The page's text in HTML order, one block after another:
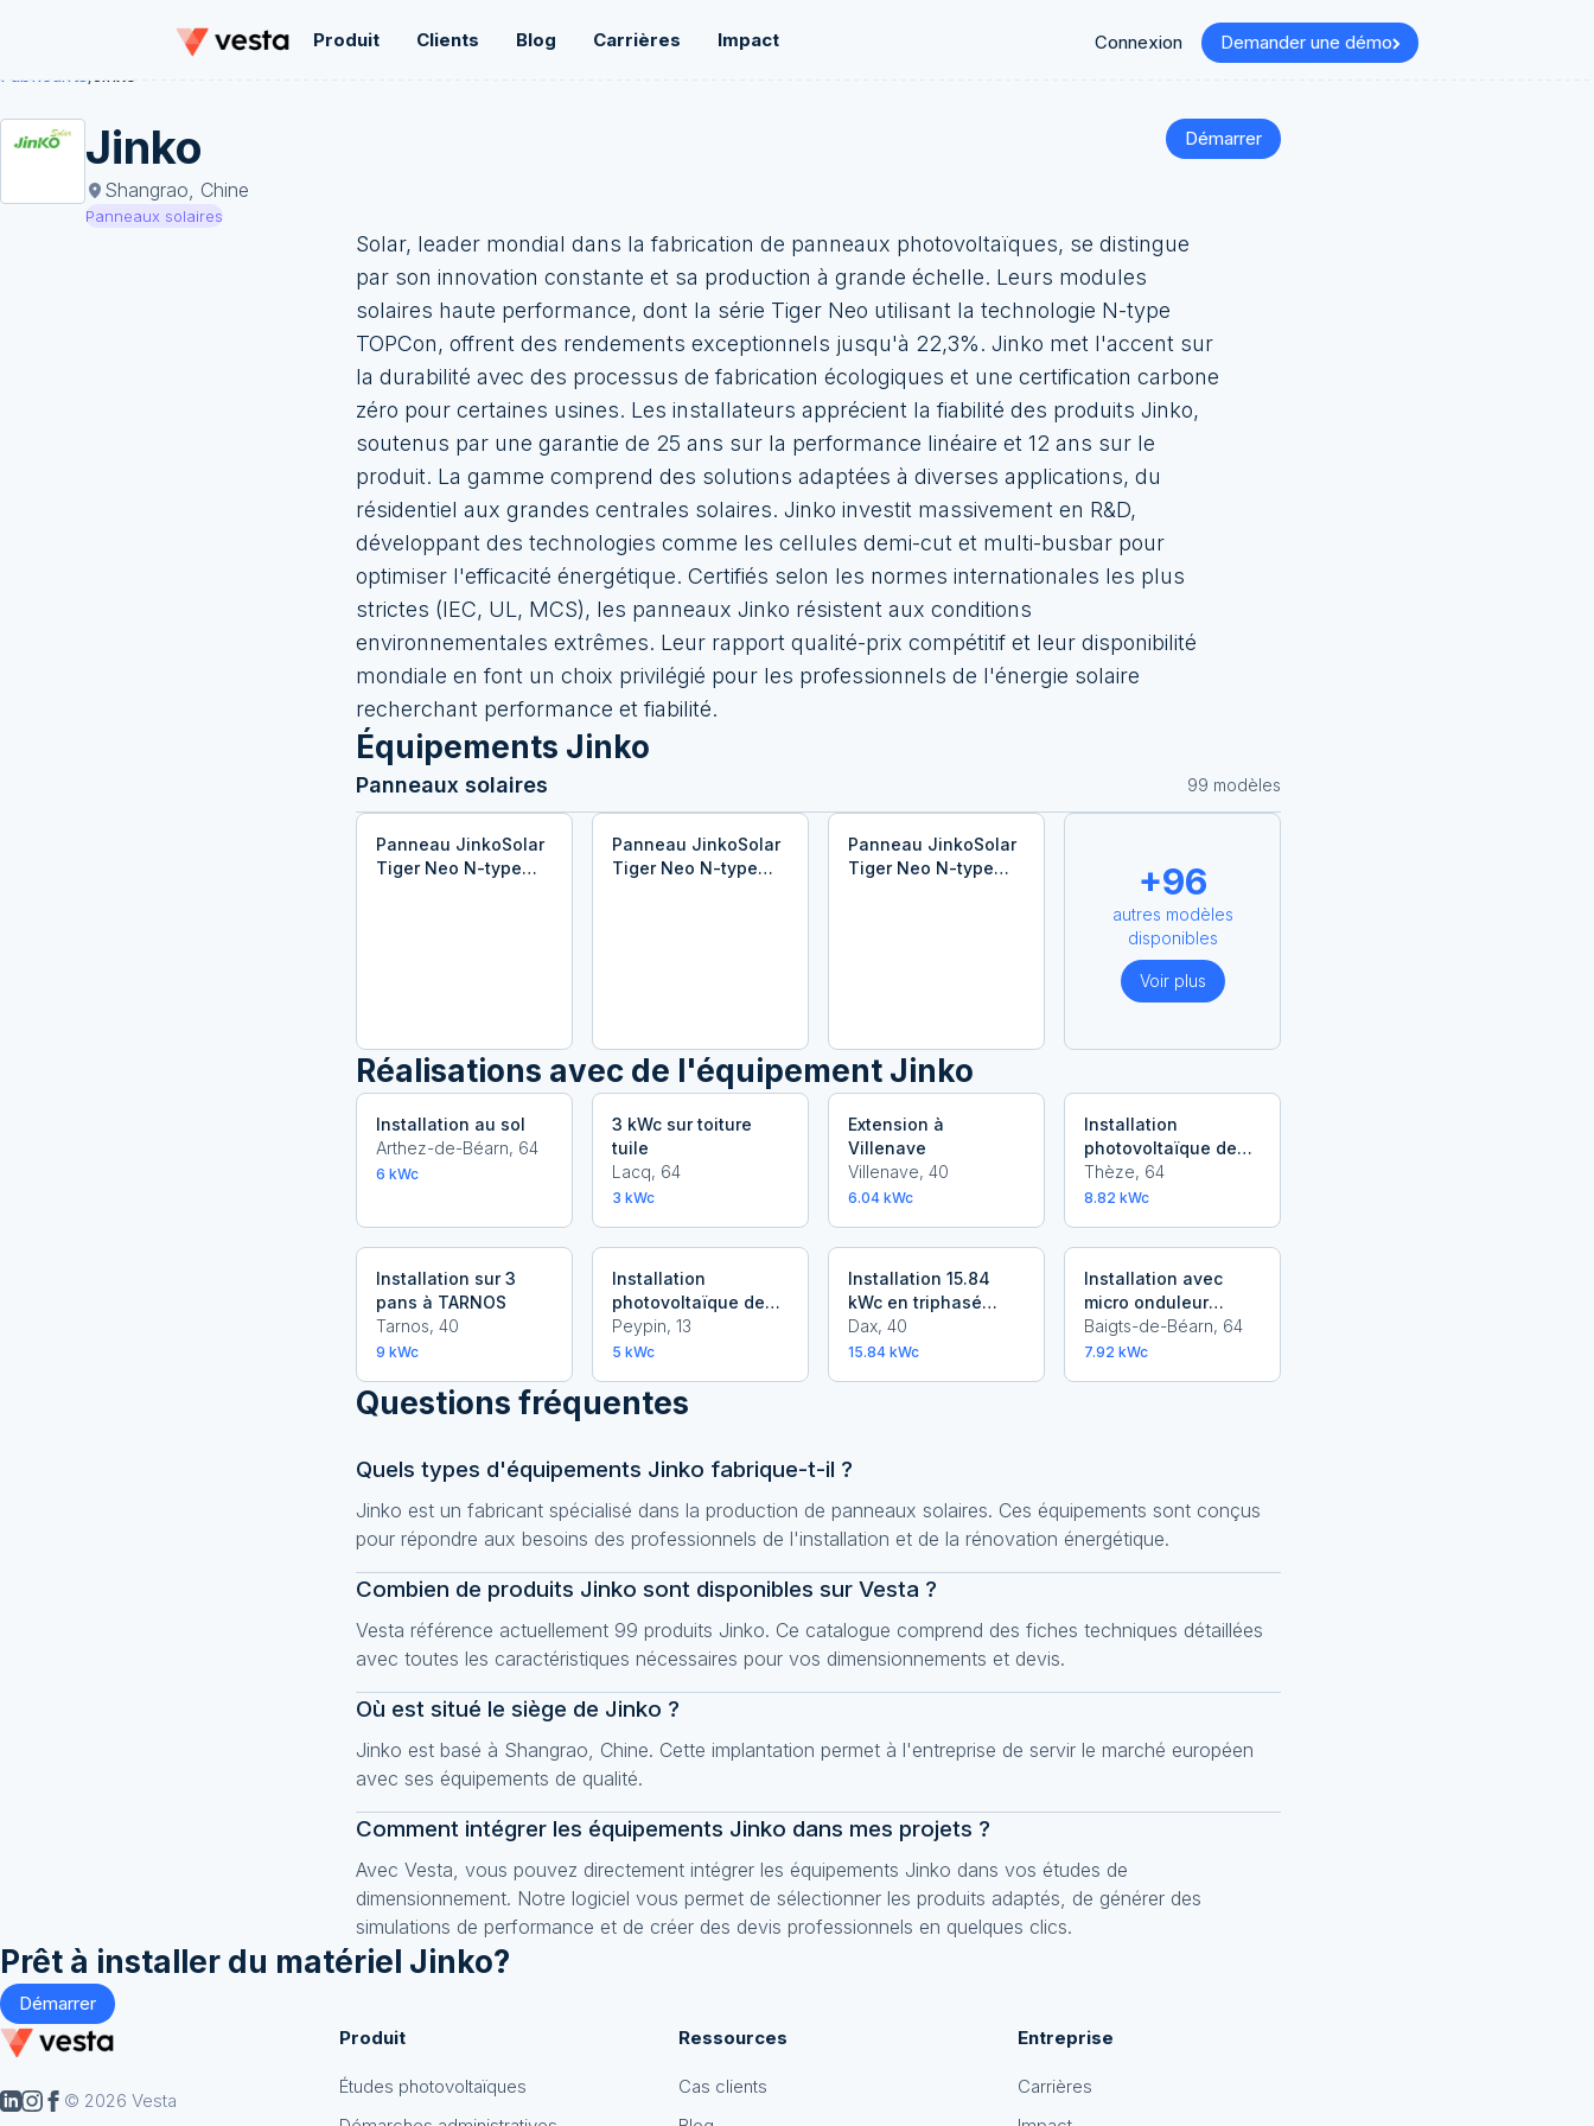
Produit Clients Blog Carrières Impact Connexion
Demander une démo
Fabricants/Jinko
Jinko
Shangrao, Chine
Panneaux solaires
Démarrer
Solar, leader mondial dans la fabrication de panneaux photovoltaïques, se distingue
par son innovation constante et sa production à grande échelle. Leurs modules
solaires haute performance, dont la série Tiger Neo utilisant la technologie N-type
TOPCon, offrent des rendements exceptionnels jusqu'à 22,3%. Jinko met l'accent sur
la durabilité avec des processus de fabrication écologiques et une certification carbone
zéro pour certaines usines. Les installateurs apprécient la fiabilité des produits Jinko,
soutenus par une garantie de 25 ans sur la performance linéaire et 12 ans sur le
produit. La gamme comprend des solutions adaptées à diverses applications, du
résidentiel aux grandes centrales solaires. Jinko investit massivement en R&D,
développant des technologies comme les cellules demi-cut et multi-busbar pour
optimiser l'efficacité énergétique. Certifiés selon les normes internationales les plus
strictes (IEC, UL, MCS), les panneaux Jinko résistent aux conditions
environnementales extrêmes. Leur rapport qualité-prix compétitif et leur disponibilité
mondiale en font un choix privilégié pour les professionnels de l'énergie solaire
recherchant performance et fiabilité.
Équipements Jinko
Panneaux solaires 99 modèles
Panneau JinkoSolar
Tiger Neo N-type
Panneau JinkoSolar
Tiger Neo N-type
Panneau JinkoSolar
Tiger Neo N-type
+96
autres modèles
disponibles
Voir plus
Réalisations avec de l'équipement Jinko
Installation au sol
Arthez-de-Béarn, 64
6 kWc
3 kWc sur toiture
tuile
Lacq, 64
3 kWc
Extension à
Villenave
Villenave, 40
6.04 kWc
Installation
photovoltaïque de
8.82 kWc à Thèze
Thèze, 64
8.82 kWc
Installation sur 3
pans à TARNOS
Tarnos, 40
9 kWc
Installation
photovoltaïque de
5.0 kWc à Peypin
Peypin, 13
5 kWc
Installation 15.84
kWc en triphasé
avec onduleur
centralisé
Dax, 40
15.84 kWc
Installation avec
micro onduleur
Bourgeois
Baigts-de-Béarn, 64
7.92 kWc
Questions fréquentes
Quels types d'équipements Jinko fabrique-t-il ?
Jinko est un fabricant spécialisé dans la production de panneaux solaires. Ces équipements sont conçus
pour répondre aux besoins des professionnels de l'installation et de la rénovation énergétique.
Combien de produits Jinko sont disponibles sur Vesta ?
Vesta référence actuellement 99 produits Jinko. Ce catalogue comprend des fiches techniques détaillées
avec toutes les caractéristiques nécessaires pour vos dimensionnements et devis.
Où est situé le siège de Jinko ?
Jinko est basé à Shangrao, Chine. Cette implantation permet à l'entreprise de servir le marché européen
avec ses équipements de qualité.
Comment intégrer les équipements Jinko dans mes projets ?
Avec Vesta, vous pouvez directement intégrer les équipements Jinko dans vos études de
dimensionnement. Notre logiciel vous permet de sélectionner les produits adaptés, de générer des
simulations de performance et de créer des devis professionnels en quelques clics.
Prêt à installer du matériel Jinko?
Démarrer
© 2026 Vesta
Produit
Études photovoltaïques
Ressources
Cas clients
Entreprise
Carrières